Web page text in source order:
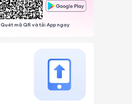
Quét mã QR và tải App ngay